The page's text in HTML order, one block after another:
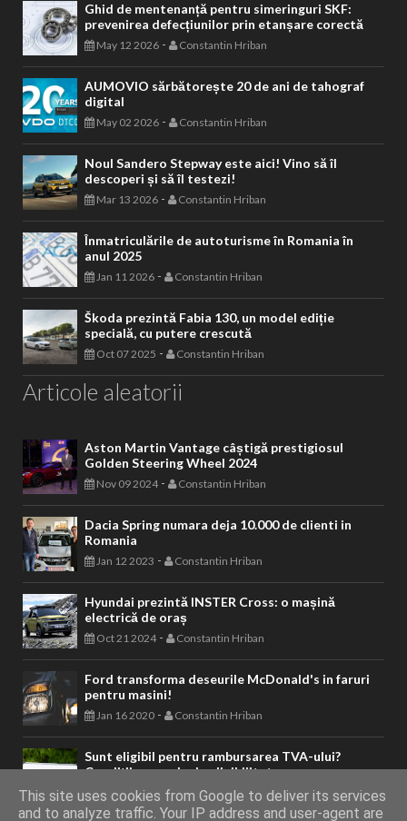
Ghid de mentenanță pentru simeringuri SKF:
prevenirea defecțiunilor prin etanșare corectă
May 12 2026 - Constantin Hriban
AUMOVIO sărbătorește 20 de ani de tahograf
digital
May 02 2026 - Constantin Hriban
Noul Sandero Stepway este aici! Vino să îl
descoperi și să îl testezi!
Mar 13 2026 - Constantin Hriban
Înmatriculările de autoturisme în Romania în
anul 2025
Jan 11 2026 - Constantin Hriban
Škoda prezintă Fabia 130, un model ediție
specială, cu putere crescută
Oct 07 2025 - Constantin Hriban
Articole aleatorii
Aston Martin Vantage câștigă prestigiosul
Golden Steering Wheel 2024
Nov 09 2024- Constantin Hriban
Dacia Spring numara deja 10.000 de clienti in
Romania
Jan 12 2023 - Constantin Hriban
Hyundai prezintă INSTER Cross: o mașină
electrică de oraș
Oct 21 2024- Constantin Hriban
Ford transforma deseurile McDonald's in faruri
pentru masini!
Jan 16 2020 - Constantin Hriban
Sunt eligibil pentru rambursarea TVA-ului?
Condiții generale de eligibilitate.
Feb 20 2024- Constantin Hriban
This site uses cookies from Google to deliver its services
and to analyze traffic. Your IP address and user-agent are